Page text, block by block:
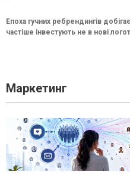
Епоха гучних ребрендингів
частіше інвестують не в нові
Маркетинг